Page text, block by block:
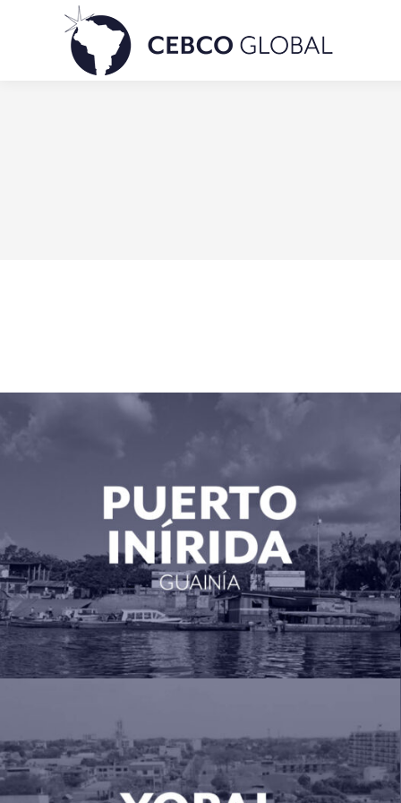
Puerto Inírida (Guainia)
Yopal (Casanare)